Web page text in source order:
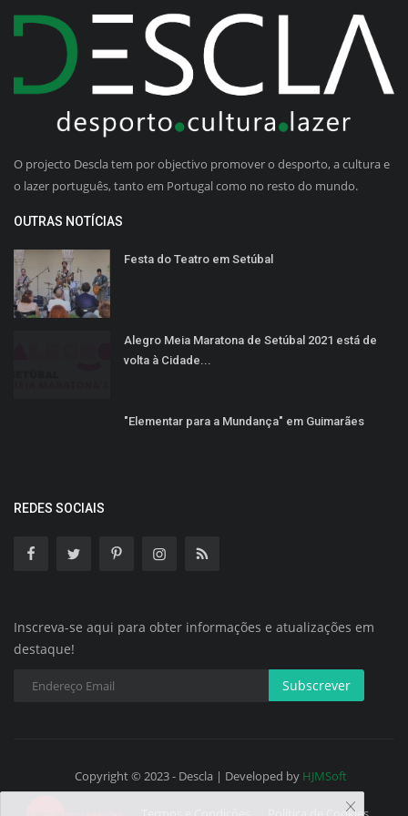
O projecto Descla tem por objectivo promover o desporto, a cultura e
o lazer português, tanto em Portugal como no resto do mundo.
OUTRAS NOTÍCIAS
Festa do Teatro em Setúbal
Alegro Meia Maratona de Setúbal 2021 está de
volta à Cidade...
"Elementar para a Mundança" em Guimarães
REDES SOCIAIS
Inscreva-se aqui para obter informações e atualizações em
destaque!
Subscrever
Copyright © 2023 - Descla | Developed by HJMSoft